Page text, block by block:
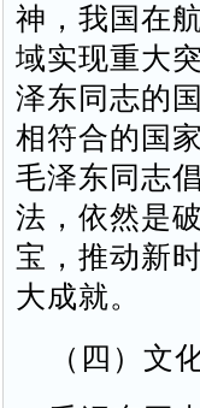
神，我国在
域实现重大
泽东同志的
相符合的国
毛泽东同志
法，依然是
宝，推动新
大成就。
（四）文